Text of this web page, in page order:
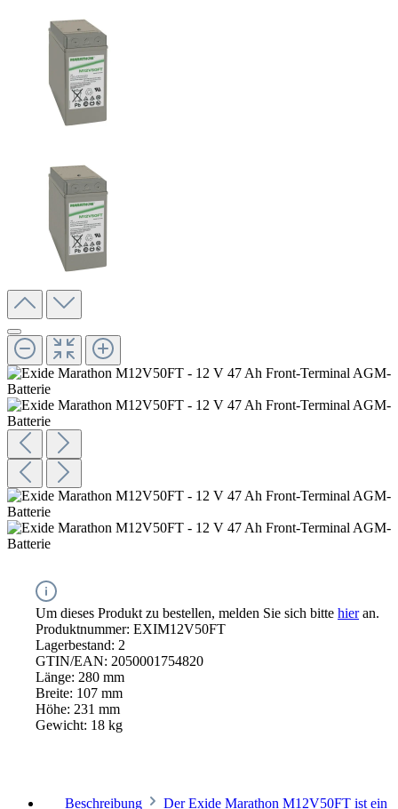
Um dieses Produkt zu bestellen, melden Sie sich bitte hieran.
Produktnummer: EXIM12V50FT
Lagerbestand: 2
GTIN/EAN: 2050001754820
Länge: 280 mm
Breite: 107 mm
Höhe: 231 mm
Gewicht: 18 kg
Beschreibung Der Exide Marathon M12V50FT ist ein